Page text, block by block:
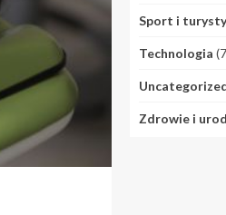
Sport i
Technologia
Zdrowie i